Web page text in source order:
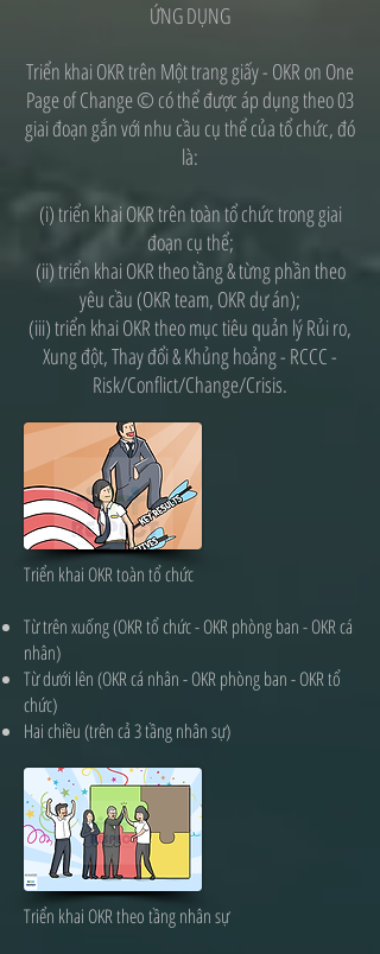
ỨNG DỤNG
Triển khai OKR trên Một trang giấy - OKR on One
Page of Change ©️ có thể được áp dụng theo 03
giai đoạn gắn với nhu cầu cụ thể của tổ chức, đó
là:
(i) triển khai OKR trên toàn tổ chức trong giai
đoạn cụ thể;
(ii) triển khai OKR theo tầng & từng phần theo
yêu cầu (OKR team, OKR dự án);
(iii) triển khai OKR theo mục tiêu quản lý Rủi ro,
Xung đột, Thay đổi & Khủng hoảng - RCCC -
Risk/Conflict/Change/Crisis.
Triển khai OKR toàn tổ chức
Từ trên xuống (OKR tổ chức - OKR phòng ban - OKR cá
nhân)
​Từ dưới lên (OKR cá nhân - OKR phòng ban - OKR tổ
chức)
​Hai chiều (trên cả 3 tầng nhân sự)
Triển khai OKR theo tầng nhân sự